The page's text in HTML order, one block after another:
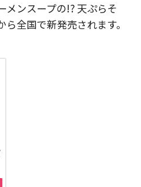
メンスープの!? 天ぷらそ
全国で新発売されます。